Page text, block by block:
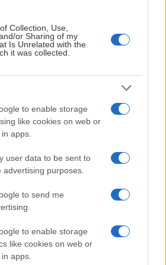
Collection, Use,
or Sharing of my
Is Unrelated with the
it was collected.
to enable storage
like cookies on web or
apps.
user data to be sent to
purposes.
to send me
to enable storage
like cookies on web or
apps.
Mullsjö AIS
Slutresultat:
5-4 SO
Sporthall
IBK
PIX
Uw-Tech Arena
Efter match